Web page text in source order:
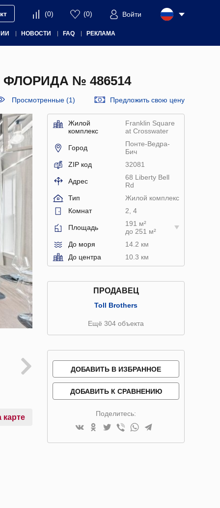
(0) (0) Войти
НОВОСТИ FAQ РЕКЛАМА
ФЛОРИДА № 486514
Просмотренные (1) Предложить свою цену
карте
Жилой
комплекс
Franklin Square
at Crosswater
Город
Понте-Ведра-
Бич
ZIP код
32081
Адрес
68 Liberty Bell
Rd
Тип
Жилой комплекс
Комнат
2, 4
Площадь
191 м²
до 251 м²
До моря
14.2 км
До центра
10.3 км
ПРОДАВЕЦ
Toll Brothers
Ещё 304 объекта
ДОБАВИТЬ В ИЗБРАННОЕ
ДОБАВИТЬ К СРАВНЕНИЮ
Поделитесь: